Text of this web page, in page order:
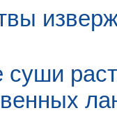
суши